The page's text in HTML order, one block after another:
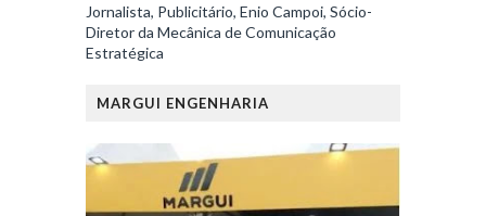
Jornalista, Publicitário, Enio Campoi, Sócio-
Diretor da Mecânica de Comunicação
Estratégica
MARGUI ENGENHARIA